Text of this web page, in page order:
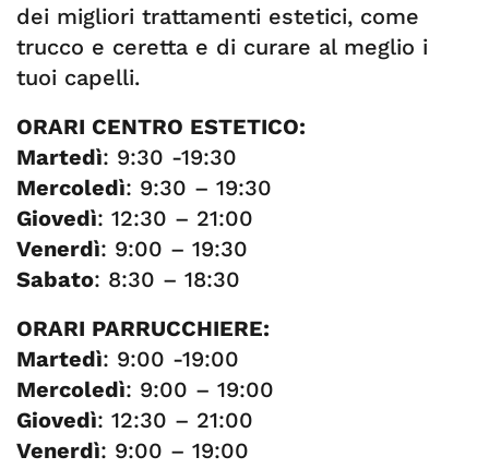
dei migliori trattamenti estetici, come
trucco e ceretta e di curare al meglio i
tuoi capelli.
ORARI CENTRO ESTETICO:
Martedì: 9:30 -19:30
Mercoledì: 9:30 – 19:30
Giovedì: 12:30 – 21:00
Venerdì: 9:00 – 19:30
Sabato: 8:30 – 18:30
ORARI PARRUCCHIERE:
Martedì: 9:00 -19:00
Mercoledì: 9:00 – 19:00
Giovedì: 12:30 – 21:00
Venerdì: 9:00 – 19:00